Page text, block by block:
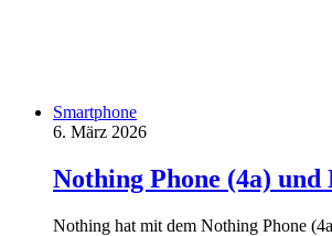
Smartphone
6. März 2026
Nothing Phone (4a)
Nothing hat mit dem Nothing Phone